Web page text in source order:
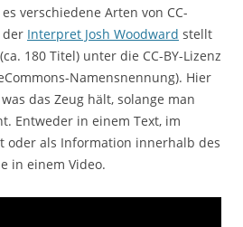
verschiedene Arten von CC-
der Interpret Josh Woodward stellt
180 Titel) unter die CC-BY-Lizenz
Namensnennung). Hier
das Zeug hält, solange man
Entweder in einem Text, im
oder als Information innerhalb des
in einem Video.